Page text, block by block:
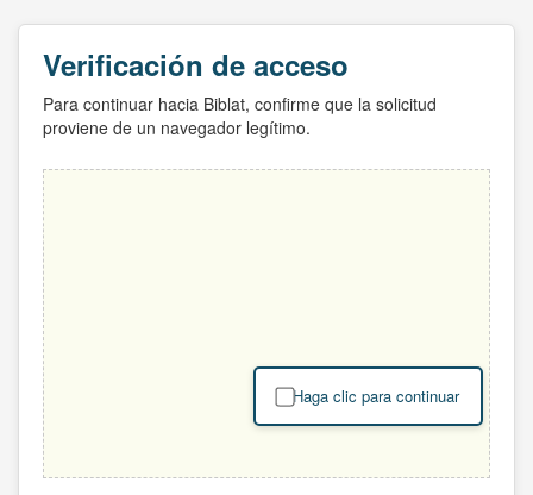
Verificación de acceso
Para continuar hacia Biblat, confirme que la solicitud
proviene de un navegador legítimo.
Haga clic para continuar